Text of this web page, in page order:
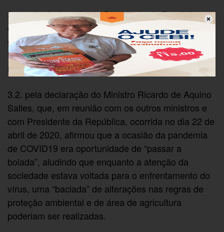
3.1. pela declaração do Presidente da República,
que afirmou no dia 5 de junho de 2020, em meio à
grande crise ambiental ocorrente, que o Brasil é
“país que mais preserva o meio ambiente do
mundo”;
3.2. pela declaração do Ministro Ricardo de Aquino
Salles, que, em reunião com os outros ministros e
com Presidente da República, ocorrida no dia 22 de
abril de 2020, afirmou que a ocasião da pandemia
de COVID19 era oportunidade de “passar a
boiada”, aludindo que enquanto a atenção da
sociedade estava voltada para o enfrentamento do
vírus, uma “baciada” de alterações nas regras de
proteção ambiental e de área de agricultura
poderiam ser realizadas.